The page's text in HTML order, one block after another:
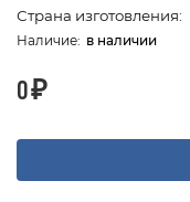
Страна изготовления:
в наличии
0 ₽